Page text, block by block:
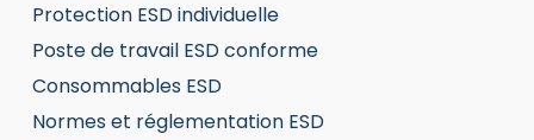
Protection ESD individuelle
Poste de travail ESD conforme
Consommables ESD
Normes et réglementation ESD